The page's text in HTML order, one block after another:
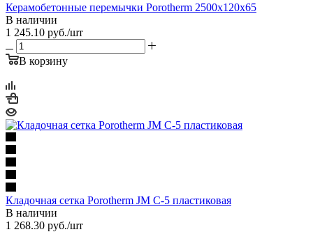
Керамобетонные перемычки Porotherm 2500x120x65
В наличии
1 245.10 руб./шт
В корзину
Кладочная сетка Porotherm JM C-5 пластиковая
В наличии
1 268.30 руб./шт